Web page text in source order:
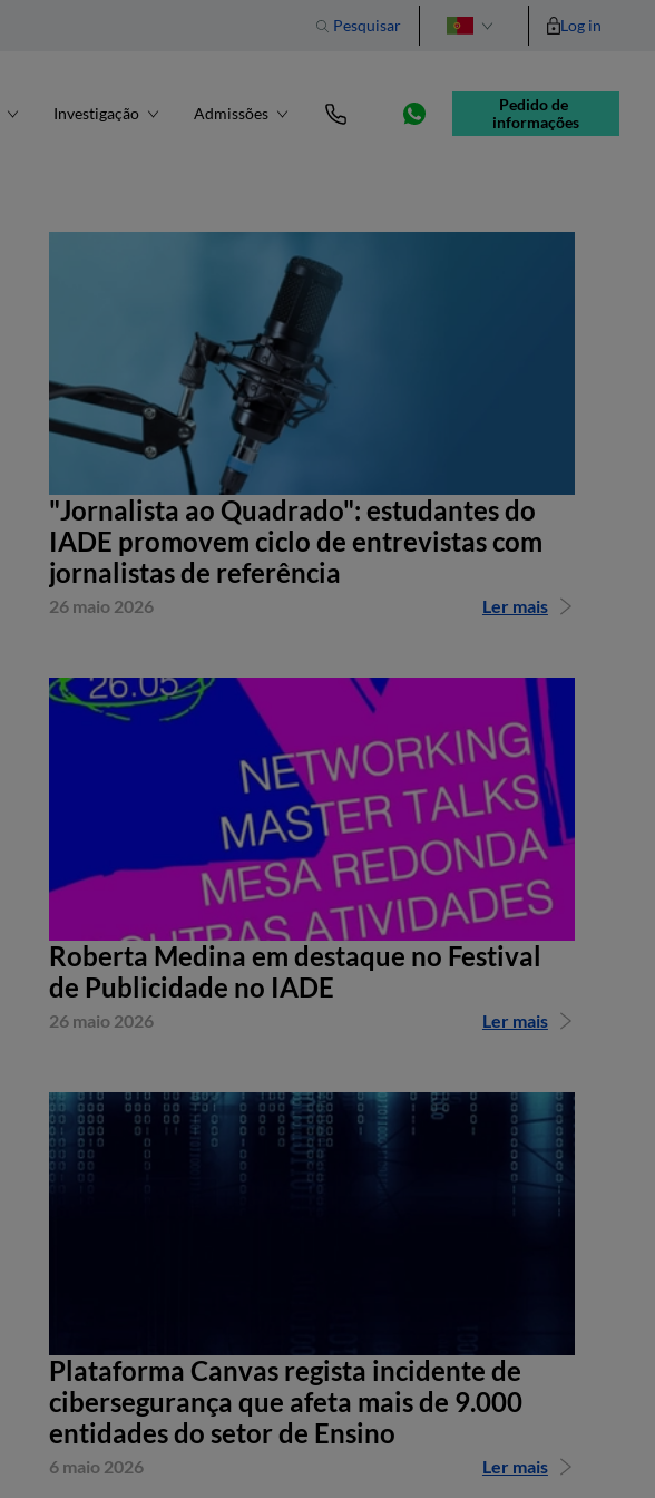
Pesquisar
English
Log in
Investigação Admissões
Pedido de
informações
"Jornalista ao Quadrado": estudantes do
IADE promovem ciclo de entrevistas com
jornalistas de referência
26 maio 2026 Ler mais
Roberta Medina em destaque no Festival
de Publicidade no IADE
26 maio 2026 Ler mais
Plataforma Canvas regista incidente de
cibersegurança que afeta mais de 9.000
entidades do setor de Ensino
6 maio 2026 Ler mais